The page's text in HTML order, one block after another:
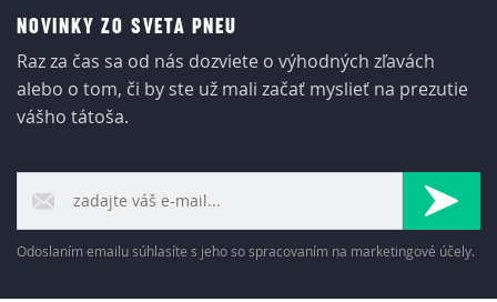
NOVINKY ZO SVETA PNEU
Raz za čas sa od nás dozviete o výhodných zľavách
alebo o tom, či by ste už mali začať myslieť na prezutie
vášho tátoša.
Odoslaním emailu súhlasíte s jeho so spracovaním na marketingové účely.